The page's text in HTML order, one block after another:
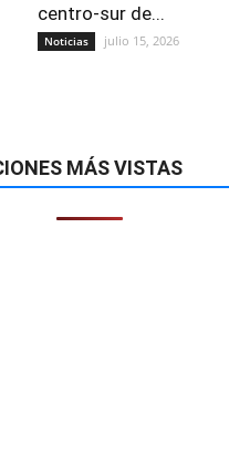
centro-sur de...
Noticias julio 15, 2026
MÁS VISTAS